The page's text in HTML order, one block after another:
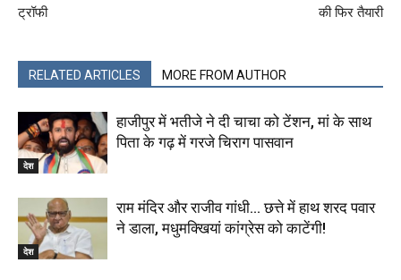
ट्रॉफी
की फिर तैयारी
RELATED ARTICLES MORE FROM AUTHOR
देश
हाजीपुर में भतीजे ने दी चाचा को टेंशन, मां के साथ
पिता के गढ़ में गरजे चिराग पासवान
देश
राम मंदिर और राजीव गांधी… छत्ते में हाथ शरद पवार
ने डाला, मधुमक्खियां कांग्रेस को काटेंगी!